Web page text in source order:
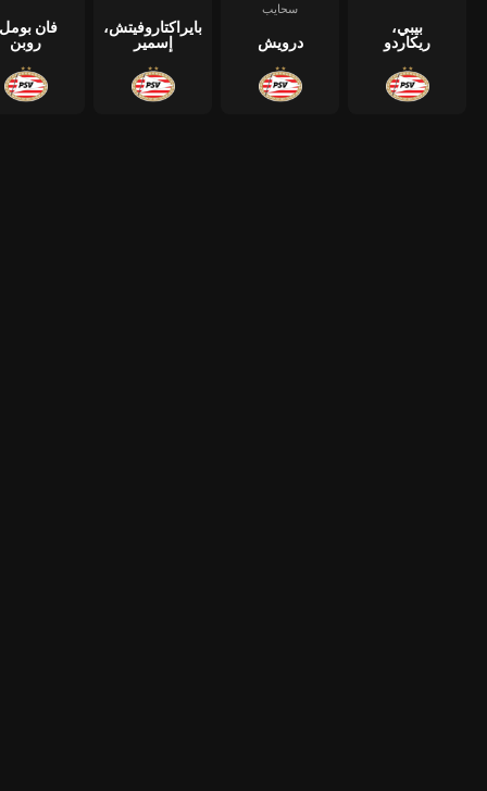
بيبي،
ريكاردو
سحايب
درويش
بايراكتاروفيتش،
إسمير
فان
روبن